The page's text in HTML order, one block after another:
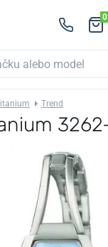
0
Trend